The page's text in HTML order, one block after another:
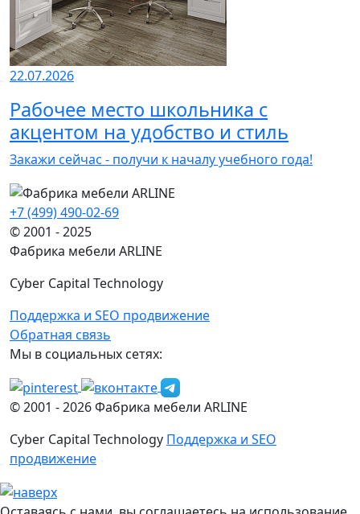
22.07.2026
Рабочее место школьника с
акцентом на удобство и стиль
Закажи сейчас - получи к началу учебного года!
+7 (499) 490-02-69
© 2001 - 2025
Фабрика мебели ARLINE
Cyber Capital Technology
Поддержка и SEO продвижение
Обратная связь
Мы в социальных сетях:
© 2001 -2026Фабрика мебели ARLINE
Cyber Capital Technology Поддержка и SEO
продвижение